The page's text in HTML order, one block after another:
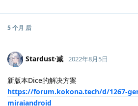
5 个月 后
Stardust·减 2022年8月5日
新版本Dice的解决方案
https://forum.kokona.tech/d/1267-
miraiandroid